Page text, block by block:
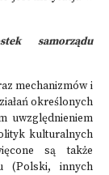
samorządu
mechanizmów i
określonych
uwzględnieniem
kulturalnych
są także
(Polski, innych